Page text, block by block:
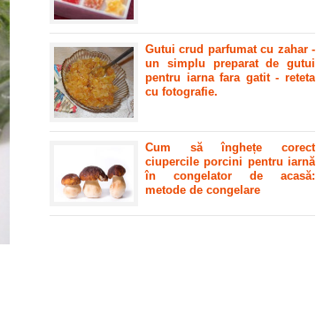
Gutui crud parfumat cu zahar -
un simplu preparat de gutui
pentru iarna fara gatit - reteta
cu fotografie.
Cum să înghețe corect
ciupercile porcini pentru iarnă
în congelator de acasă:
metode de congelare